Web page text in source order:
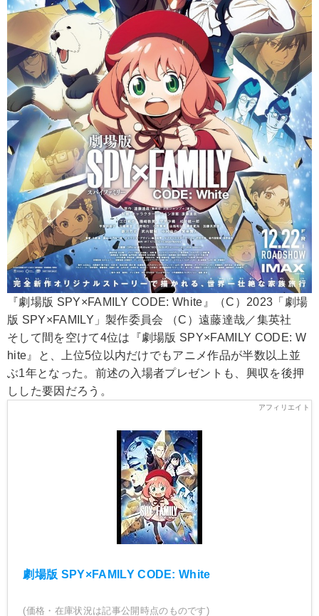
『劇場版 SPY×FAMILY CODE: White』（C）2023「劇場
版 SPY×FAMILY」製作委員会 （C）遠藤達哉／集英社
そして間を空けて4位は『劇場版 SPY×FAMILY CODE: W
hite』と、上位5位以内だけでもアニメ作品が半数以上並
ぶ1年となった。前述の入場者プレゼントも、興収を後押
しした要因だろう。
劇場版 SPY×FAMILY CODE: White
(価格・在庫状況は記事公開時点のものです)